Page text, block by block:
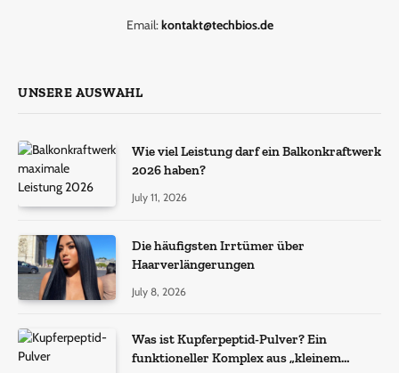
Email: kontakt@techbios.de
UNSERE AUSWAHL
Wie viel Leistung darf ein Balkonkraftwerk
2026 haben?
July 11, 2026
Die häufigsten Irrtümer über
Haarverlängerungen
July 8, 2026
Was ist Kupferpeptid-Pulver? Ein
funktioneller Komplex aus „kleinem